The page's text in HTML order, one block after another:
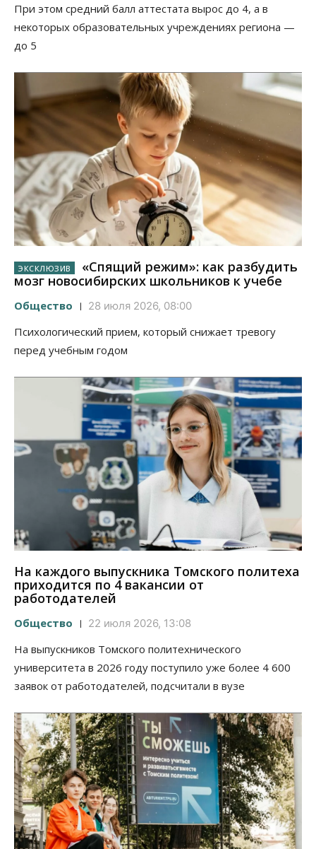
При этом средний балл аттестата вырос до 4, а в
некоторых образовательных учреждениях региона —
до 5
«Спящий режим»: как разбудить
мозг новосибирских школьников к учебе
Общество 28 июля 2026, 08:00
Психологический прием, который снижает тревогу
перед учебным годом
На каждого выпускника Томского политеха
приходится по 4 вакансии от
работодателей
Общество 22 июля 2026, 13:08
На выпускников Томского политехнического
университета в 2026 году поступило уже более 4 600
заявок от работодателей, подсчитали в вузе